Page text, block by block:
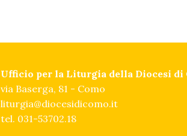
Ufficio per la Liturgia della Diocesi di
via Baserga, 81 - Como
liturgia@diocesidicomo.it
tel. 031-53702.18